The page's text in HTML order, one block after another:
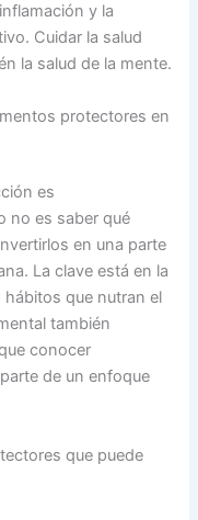
y la
Cuidar la salud
la salud de la mente.
protectores en
es
no es saber qué
en una parte
La clave está en la
que nutran el
también
conocer
de un enfoque
que puede